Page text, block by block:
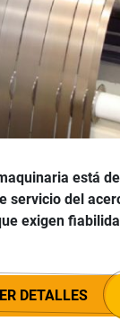
está
servicio del
exigen
DETALLES